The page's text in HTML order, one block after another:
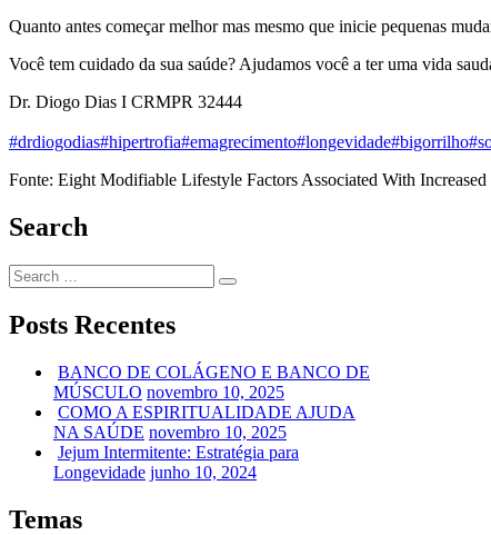
Quanto antes começar melhor mas mesmo que inicie pequenas
Você tem cuidado da sua saúde? Ajudamos você a ter uma vida
Dr. Diogo Dias I CRMPR 32444
#drdiogodias#hipertrofia#emagrecimento#longevidade#bigorrilho
Fonte: Eight Modifiable Lifestyle Factors Associated With
Search
Posts Recentes
BANCO DE COLÁGENO E BANCO DE
MÚSCULO novembro 10, 2025
COMO A ESPIRITUALIDADE AJUDA
NA SAÚDE novembro 10, 2025
Jejum Intermitente: Estratégia para
Longevidade junho 10, 2024
Temas